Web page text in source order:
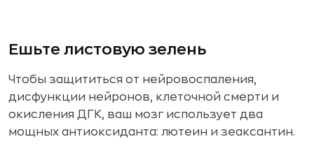
Ешьте листовую зелень
Чтобы защититься от нейровоспаления,
дисфункции нейронов, клеточной смерти и
окисления ДГК, ваш мозг использует два
мощных антиоксиданта: лютеин и зеаксантин.